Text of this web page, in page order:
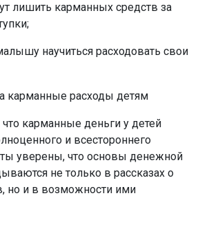
лишить карманных средств за
научиться расходовать свои
карманные деньги у детей
и всестороннего
уверены, что основы денежной
не только в рассказах о
но и в возможности ими